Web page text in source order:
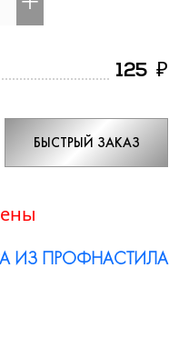
125 ₽
БЫСТРЫЙ ЗАКАЗ
ИЗ ПРОФНАСТИЛА